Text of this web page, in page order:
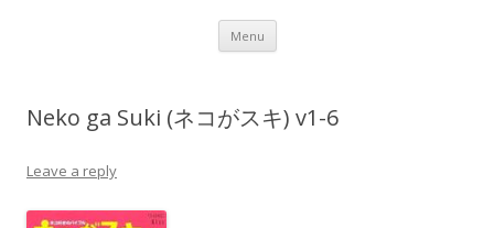
Menu Skip
content
Neko ga Suki (ネコがスキ) v1-6
Leave a reply